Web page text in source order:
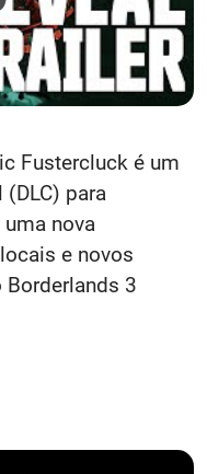
Fustercluck é um
para
nova
e novos
3